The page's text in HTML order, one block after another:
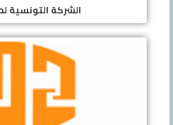
الشركة التونسية